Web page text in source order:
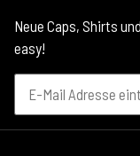
Neue Caps, Shirts
easy!